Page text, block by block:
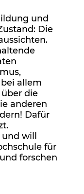
und
Die
allem
die
anderen
Dafür
und will
für
forschen